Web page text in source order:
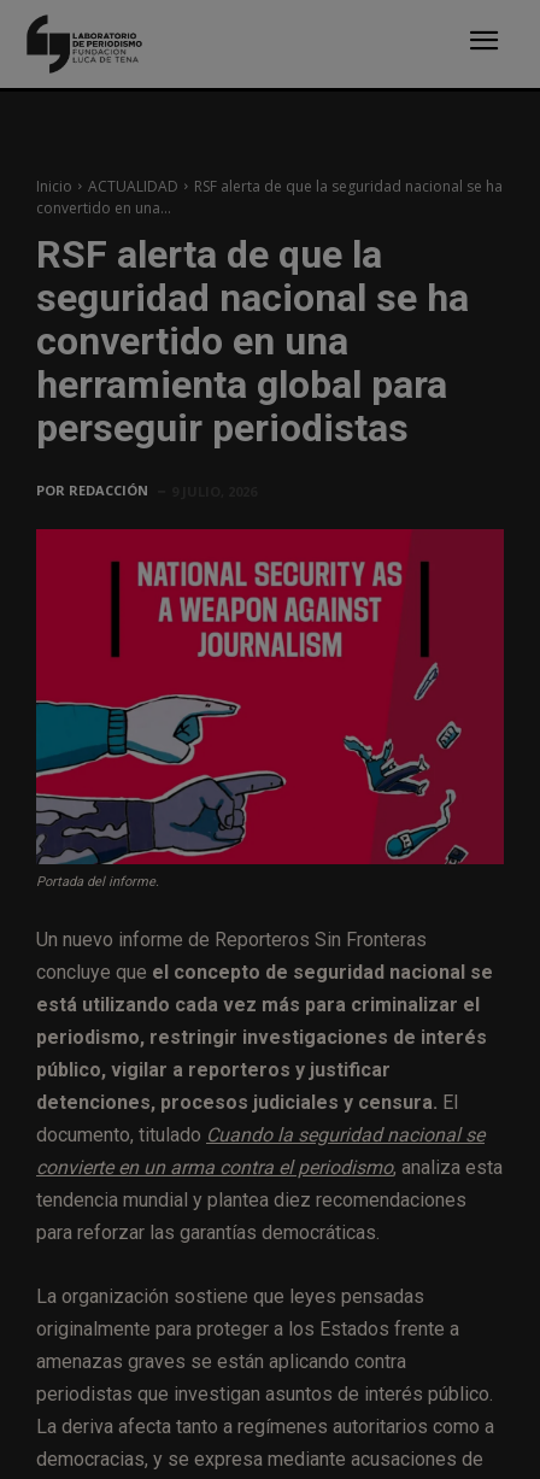
Inicio ACTUALIDAD
RSF alerta de que la seguridad nacional se ha
convertido en una...
RSF alerta de que la
seguridad nacional se ha
convertido en una
herramienta global para
perseguir periodistas
POR REDACCIÓN
Portada del informe.
Un nuevo informe de Reporteros Sin Fronteras
concluye que el concepto de seguridad nacional se
está utilizando cada vez más para criminalizar el
periodismo, restringir investigaciones de interés
público, vigilar a reporteros y justificar
detenciones, procesos judiciales y censura. El
documento, titulado Cuando la seguridad nacional se
convierte en un arma contra el periodismo, analiza esta
tendencia mundial y plantea diez recomendaciones
para reforzar las garantías democráticas.
La organización sostiene que leyes pensadas
originalmente para proteger a los Estados frente a
amenazas graves se están aplicando contra
periodistas que investigan asuntos de interés público.
La deriva afecta tanto a regímenes autoritarios como a
democracias, y se expresa mediante acusaciones de